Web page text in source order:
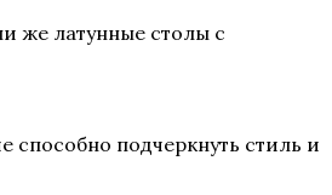
же латунные столы с
подчеркнуть стиль и